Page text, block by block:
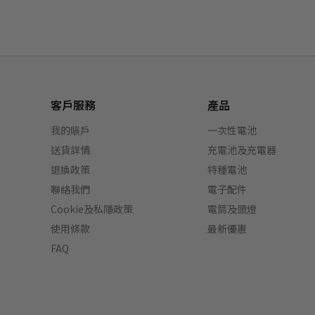
客戶服務
我的賬戶
送貨詳情
退換政策
聯絡我們
Cookie及私隱政策
使用條款
FAQ
產品
一次性電池
充電池及充電器
特種電池
電子配件
電筒及頭燈
最新優惠